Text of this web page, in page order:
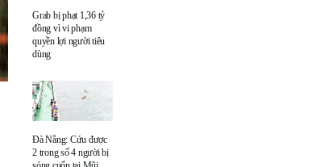
Grab bị phạt 1,36 tỷ
đồng vì vi phạm
quyền lợi người tiêu
dùng
Đà Nẵng: Cứu được
2 trong số 4 người bị